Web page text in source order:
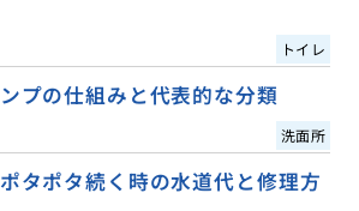
トイレ
プの仕組みと代表的な分類
洗面所
タポタ続く時の水道代と修理方